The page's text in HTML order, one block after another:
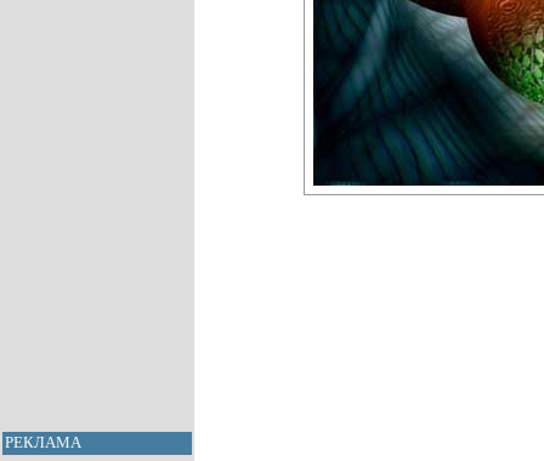
РЕКЛАМА